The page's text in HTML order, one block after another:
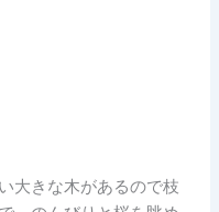
大きな木があるので枝